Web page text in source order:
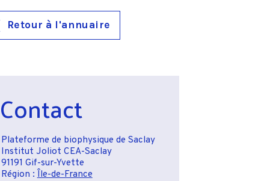
Retour à l'annuaire
Contact
Plateforme de biophysique de Saclay
Institut Joliot CEA-Saclay
91191 Gif-sur-Yvette
Région :Île-de-France